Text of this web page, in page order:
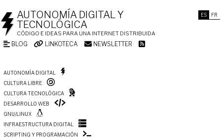
ES FR
AUTONOMÍA DIGITAL Y
TECNOLÓGICA
CÓDIGO E IDEAS PARA UNA INTERNET DISTRIBUIDA
BLOG LINKOTECA NEWSLETTER
AUTONOMÍA DIGITAL
CULTURA LIBRE
CULTURA TECNOLÓGICA
DESARROLLO WEB
GNU/LINUX
INFRAESTRUCTURA DIGITAL
SCRIPTING Y PROGRAMACIÓN